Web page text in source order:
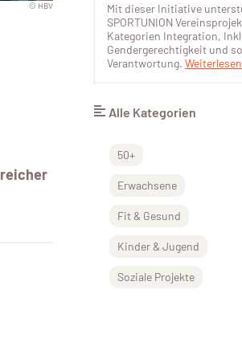
© HBV
Mit dieser Initiative
SPORTUNION
Kategorien Integration,
Gendergerechtigkeit und
Verantwortung.
Alle Kategorien
50+
Erwachsene
Fit & Gesund
Kinder & Jugend
Soziale Projekte